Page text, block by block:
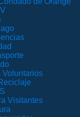
Voluntarios
Visitantes